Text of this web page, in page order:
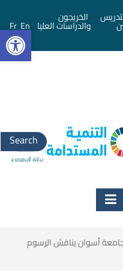
الخريجون
والدراسات العليا En
Fr
Search
for:
أسوان يناقش الرسوم